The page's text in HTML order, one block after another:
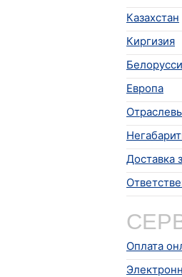
Казахстан
Киргизия
Европа
Доставка
Оплата